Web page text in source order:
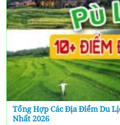
Tổng Hợp Các Địa Điểm Du
Nhất 2026